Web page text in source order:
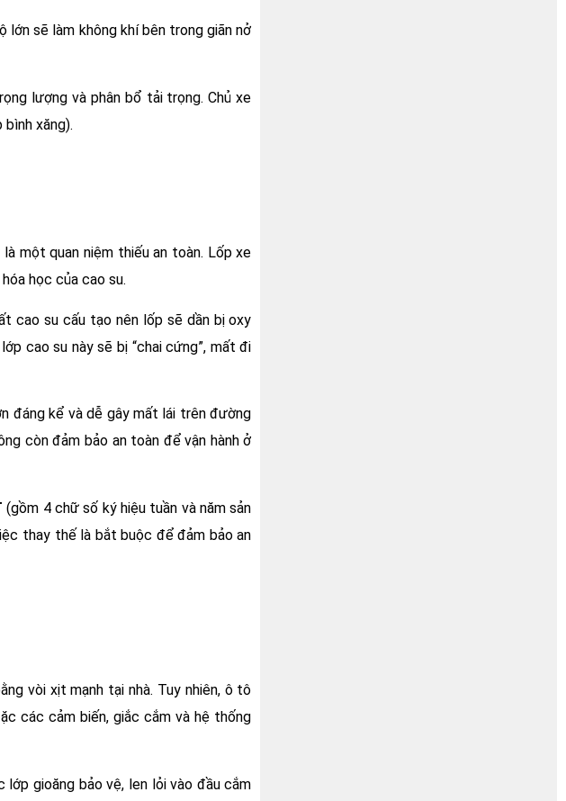
sẽ làm không khí bên trong giãn nở
lượng và phân bổ tải trọng. Chủ xe
xăng).
một quan niệm thiếu an toàn. Lốp xe
học của cao su.
cao su cấu tạo nên lốp sẽ dần bị oxy
cao su này sẽ bị “chai cứng”, mất đi
đáng kể và dễ gây mất lái trên đường
còn đảm bảo an toàn để vận hành ở
(gồm 4 chữ số ký hiệu tuần và năm sản
thay thế là bắt buộc để đảm bảo an
vòi xịt mạnh tại nhà. Tuy nhiên, ô tô
các cảm biến, giắc cắm và hệ thống
gioăng bảo vệ, len lỏi vào đầu cắm